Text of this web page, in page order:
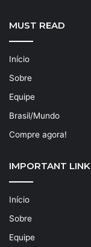
MUST READ
Início
Sobre
Equipe
Brasil/Mundo
Compre agora!
IMPORTANT
Início
Sobre
Equipe